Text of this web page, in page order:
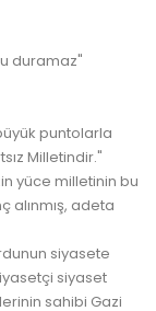
duramaz"
puntolarla
Milletindir."
yüce milletinin bu
adeta
siyasete
siyaset
sahibi Gazi